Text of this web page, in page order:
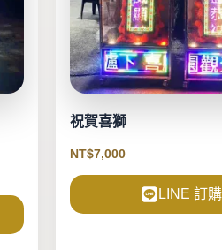
祝賀喜獅
NT$7,000
LINE 訂購